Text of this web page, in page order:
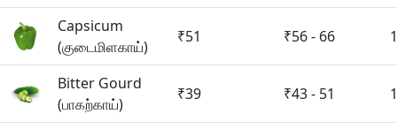
Capsicum
(குடைமிளகாய்)
₹51 ₹56 - 66
Bitter Gourd
(பாகற்காய்)
₹39 ₹43 - 51